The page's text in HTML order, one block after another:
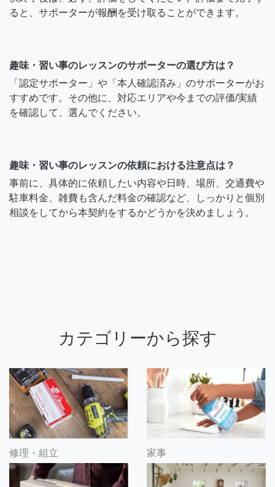
ると、サポーターが報酬を受け取ることができます。
趣味・習い事のレッスンのサポーターの選び方は？
「認定サポーター」や「本人確認済み」のサポーターがお
すすめです。その他に、対応エリアや今までの評価/実績
を確認して、選んでください。
趣味・習い事のレッスンの依頼における注意点は？
事前に、具体的に依頼したい内容や日時、場所、交通費や
駐車料金、雑費も含んだ料金の確認など、しっかりと個別
相談をしてから本契約をするかどうかを決めましょう。
カテゴリーから探す
修理・組立 家事